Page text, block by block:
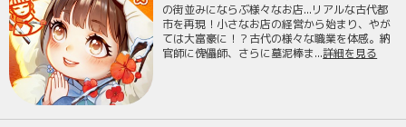
の街並みにならぶ様々なお店...リアルな古代都
市を再現！小さなお店の経営から始まり、やが
ては大富豪に！？古代の様々な職業を体感。納
官師に傀儡師、さらに墓泥棒ま...詳細を見る